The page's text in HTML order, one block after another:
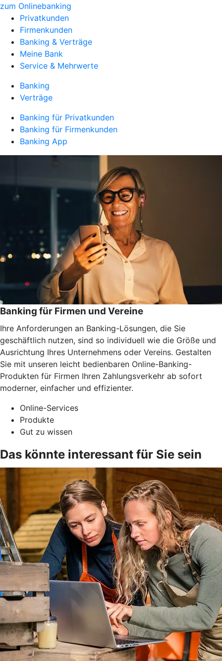
zum Onlinebanking
Privatkunden
Firmenkunden
Banking & Verträge
Meine Bank
Service & Mehrwerte
Banking
Verträge
Banking für Privatkunden
Banking für Firmenkunden
Banking App
Banking für Firmen und Vereine
Ihre Anforderungen an Banking-Lösungen, die Sie
geschäftlich nutzen, sind so individuell wie die Größe und
Ausrichtung Ihres Unternehmens oder Vereins. Gestalten
Sie mit unseren leicht bedienbaren Online-Banking-
Produkten für Firmen Ihren Zahlungsverkehr ab sofort
moderner, einfacher und effizienter.
Online-Services
Produkte
Gut zu wissen
Das könnte interessant für Sie sein